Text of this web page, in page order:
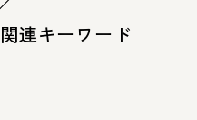
関連キーワード